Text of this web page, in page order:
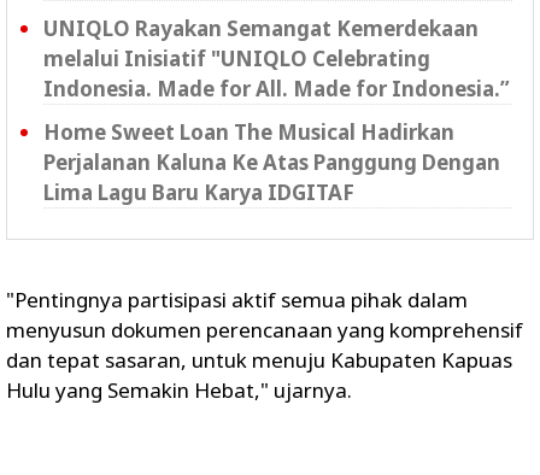
UNIQLO Rayakan Semangat Kemerdekaan
melalui Inisiatif "UNIQLO Celebrating
Indonesia. Made for All. Made for Indonesia.”
Home Sweet Loan The Musical Hadirkan
Perjalanan Kaluna Ke Atas Panggung Dengan
Lima Lagu Baru Karya IDGITAF
"Pentingnya partisipasi aktif semua pihak dalam
menyusun dokumen perencanaan yang komprehensif
dan tepat sasaran, untuk menuju Kabupaten Kapuas
Hulu yang Semakin Hebat," ujarnya.